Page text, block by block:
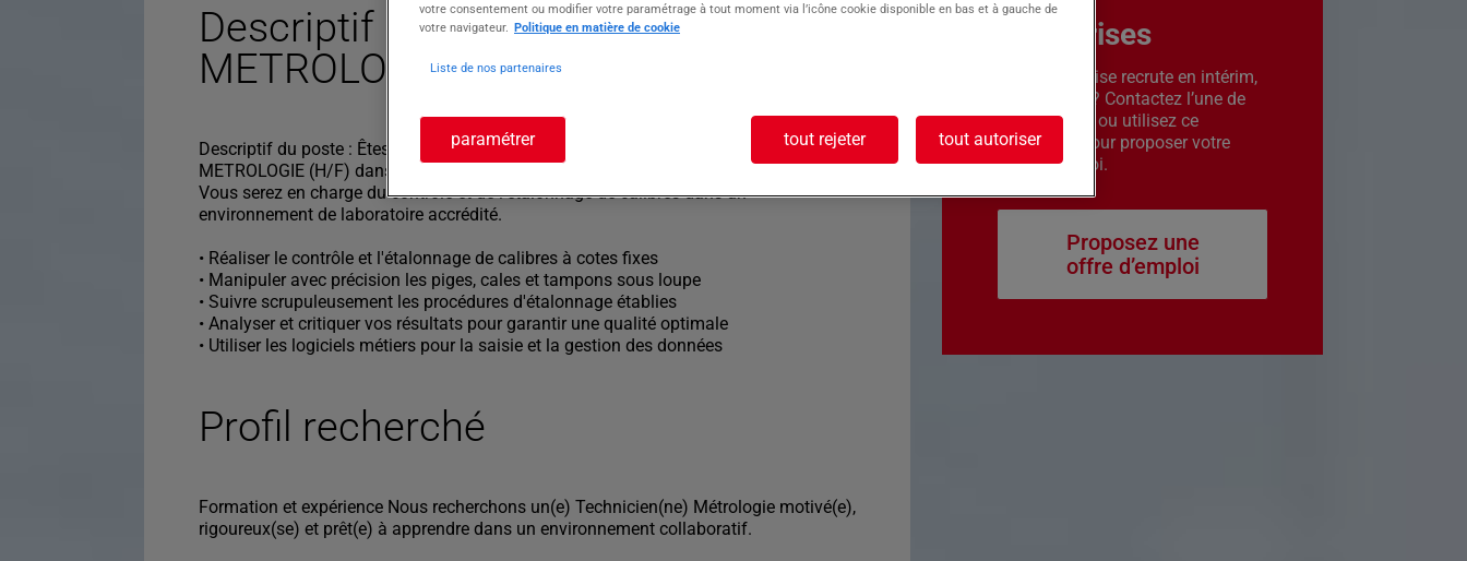
Descriptif du poste : TECHNICIEN
METROLOGIE (H/F)
Descriptif du poste : Êtes-vous prêt(e) à rejoindre notre team comme TECHNICIEN
METROLOGIE (H/F) dans un laboratoire accrédité COFRAC ?
Vous serez en charge du contrôle et de l'étalonnage de calibres dans un
environnement de laboratoire accrédité.
• Réaliser le contrôle et l'étalonnage de calibres à cotes fixes
• Manipuler avec précision les piges, cales et tampons sous loupe
• Suivre scrupuleusement les procédures d'étalonnage établies
• Analyser et critiquer vos résultats pour garantir une qualité optimale
• Utiliser les logiciels métiers pour la saisie et la gestion des données
Profil recherché
Formation et expérience Nous recherchons un(e) Technicien(ne) Métrologie motivé(e),
rigoureux(se) et prêt(e) à apprendre dans un environnement collaboratif.
Entreprises
Votre entreprise recrute en intérim,
CDD ou CDI ? Contactez l’une de
nos agences ou utilisez ce
formulaire pour proposer votre
offre d’emploi.
Proposez une
offre d’emploi
votre consentement ou modifier votre paramétrage à tout moment via l’icône cookie disponible en bas et à gauche de
votre navigateur. Politique en matière de cookie
Liste de nos partenaires
paramétrer tout rejeter tout autoriser